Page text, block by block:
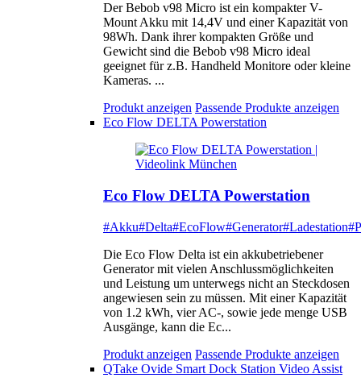
Der Bebob v98 Micro ist ein kompakter V-
Mount Akku mit 14,4V und einer Kapazität von
98Wh. Dank ihrer kompakten Größe und
Gewicht sind die Bebob v98 Micro ideal
geeignet für z.B. Handheld Monitore oder kleine
Kameras. ...
Produkt anzeigen Passende Produkte anzeigen
Eco Flow DELTA Powerstation
Eco Flow DELTA Powerstation
#Akku#Delta#EcoFlow#Generator#Ladestation
Die Eco Flow Delta ist ein akkubetriebener
Generator mit vielen Anschlussmöglichkeiten
und Leistung um unterwegs nicht an Steckdosen
angewiesen sein zu müssen. Mit einer Kapazität
von 1.2 kWh, vier AC-, sowie jede menge USB
Ausgänge, kann die Ec...
Produkt anzeigen Passende Produkte anzeigen
QTake Ovide Smart Dock Station Video Assist